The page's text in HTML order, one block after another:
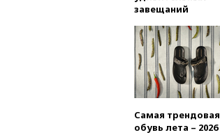
завещаний
Самая трендовая
обувь лета – 2026